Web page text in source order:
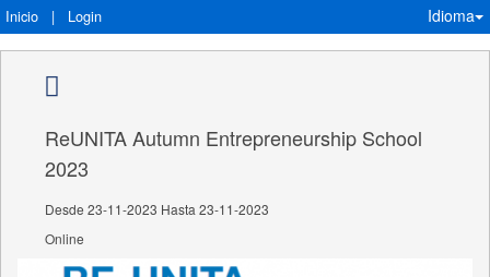
Inicio | Login Idioma
ReUNITA Autumn Entrepreneurship School
2023
Desde 23-11-2023 Hasta 23-11-2023
Online